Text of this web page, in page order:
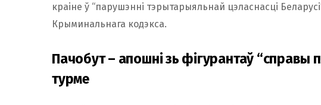
краіне ў “парушэнні тэрытарыяльнай цэласнасці
Крыминальнага кодэкса.
Пачобут – апошні зь фігурантаў “справы
турме